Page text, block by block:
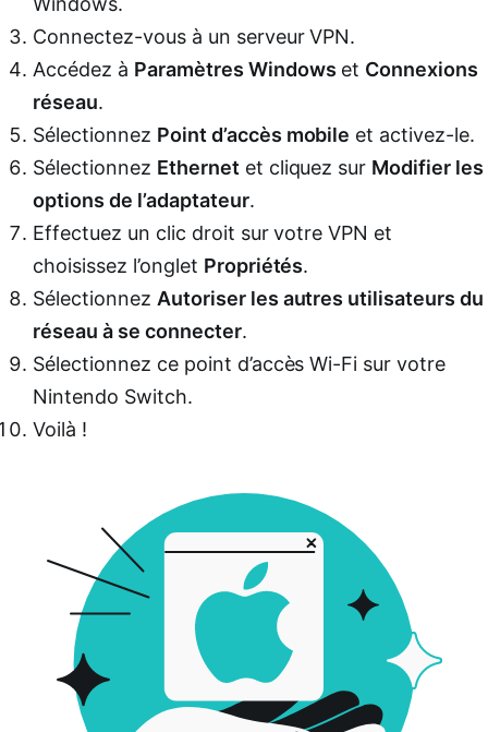
Connectez-vous à un serveur VPN.
Accédez à Paramètres Windows et Connexions
réseau.
Sélectionnez Point d’accès mobile et activez-le.
Sélectionnez Ethernetet cliquez sur Modifier les
options de l’adaptateur.
Effectuez un clic droit sur votre VPN et
choisissez l’onglet Propriétés.
Sélectionnez Autoriser les autres utilisateurs du
réseau à se connecter.
Sélectionnez ce point d’accès Wi-Fi sur votre
Nintendo Switch.
Voilà !